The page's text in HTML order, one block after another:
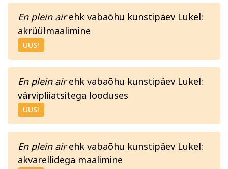
En plein airehk vabaõhu kunstipäev Lukel:
akrüülmaalimine
UUS!
En plein airehk vabaõhu kunstipäev Lukel:
värvipliiatsitega looduses
UUS!
En plein airehk vabaõhu kunstipäev Lukel:
akvarellidega maalimine